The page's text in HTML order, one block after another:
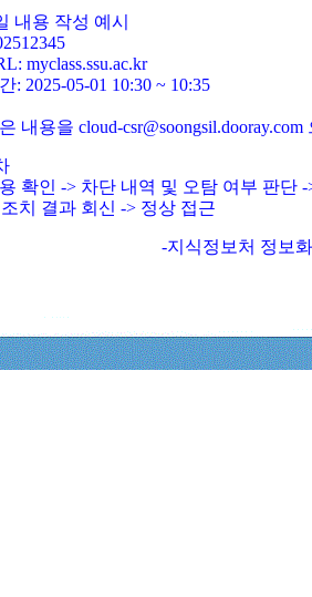
내용 작성 예시
myclass.ssu.ac.kr
: 2025-05-01 10:30 ~ 10:35
내용을 cloud-
확인 -> 차단 내역 및 오탐 여부 판단
치 결과 회신 -> 정상 접근
-지식정보처 정보